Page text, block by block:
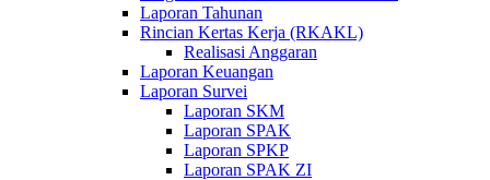
Laporan Tahunan
Rincian Kertas Kerja (RKAKL)
Realisasi Anggaran
Laporan Keuangan
Laporan Survei
Laporan SKM
Laporan SPAK
Laporan SPKP
Laporan SPAK ZI